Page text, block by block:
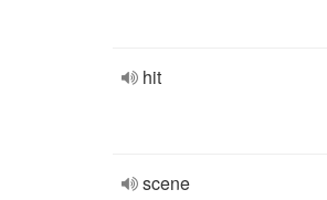
hit
scene